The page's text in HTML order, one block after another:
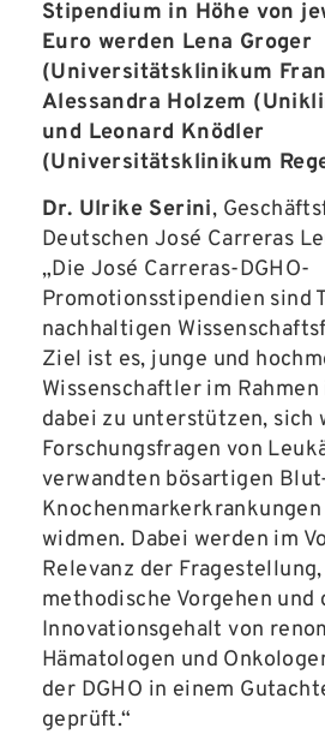
Stipendium in Höhe von
Euro werden Lena Groger
(Universitätsklinikum
Alessandra Holzem
und Leonard Knödler
(Universitätsklinikum
Dr. Ulrike Serini,
Deutschen José Carreras
„Die José Carreras-DGHO-
Promotionsstipendien sind
nachhaltigen
Ziel ist es, junge und
Wissenschaftler im
dabei zu unterstützen, sich
Forschungsfragen von
verwandten bösartigen
widmen. Dabei werden im
Relevanz der Fragestellung,
methodische Vorgehen und
Innovationsgehalt von
Hämatologen und
der DGHO in einem
geprüft.“